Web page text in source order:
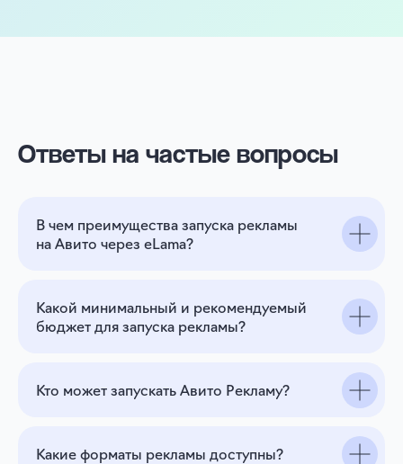
Ответы на частые вопросы
В чем преимущества запуска рекламы
на Авито через eLama?
Какой минимальный и рекомендуемый
бюджет для запуска рекламы?
Кто может запускать Авито Рекламу?
Какие форматы рекламы доступны?